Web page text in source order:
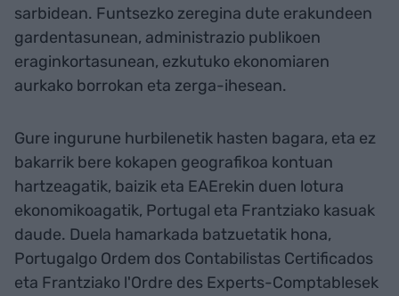
sarbidean. Funtsezko zeregina dute erakundeen
gardentasunean, administrazio publikoen
eraginkortasunean, ezkutuko ekonomiaren
aurkako borrokan eta zerga-ihesean.
Gure ingurune hurbilenetik hasten bagara, eta ez
bakarrik bere kokapen geografikoa kontuan
hartzeagatik, baizik eta EAErekin duen lotura
ekonomikoagatik, Portugal eta Frantziako kasuak
daude. Duela hamarkada batzuetatik hona,
Portugalgo Ordem dos Contabilistas Certificados
eta Frantziako l'Ordre des Experts-Comptablesek